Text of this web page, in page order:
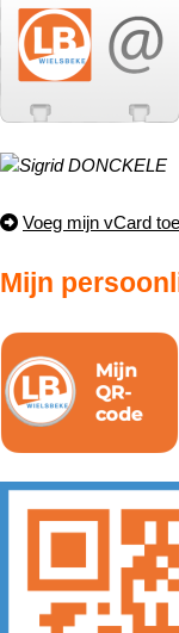
Voeg mijn vCard
Mijn